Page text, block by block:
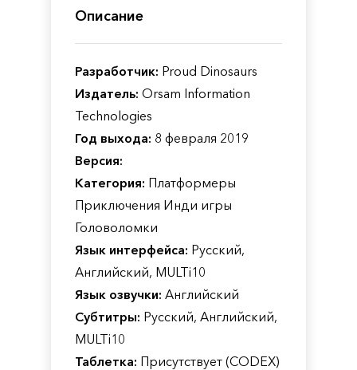
Описание
Разработчик: Proud Dinosaurs
Издатель: Orsam Information
Technologies
Год выхода: 8 февраля 2019
Версия:
Категория: Платформеры
Приключения Инди игры
Головоломки
Язык интерфейса: Русский,
Английский, MULTi10
Язык озвучки: Английский
Субтитры: Русский, Английский,
MULTi10
Таблетка: Присутствует (CODEX)